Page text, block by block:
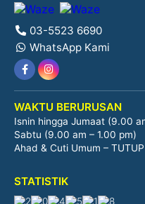
03-5523 6690
WhatsApp Kami
WAKTU BERURUSAN
Isnin hingga Jumaat (9.00
Sabtu (9.00 am – 1.00 pm)
Ahad & Cuti Umum – TUTUP
STATISTIK